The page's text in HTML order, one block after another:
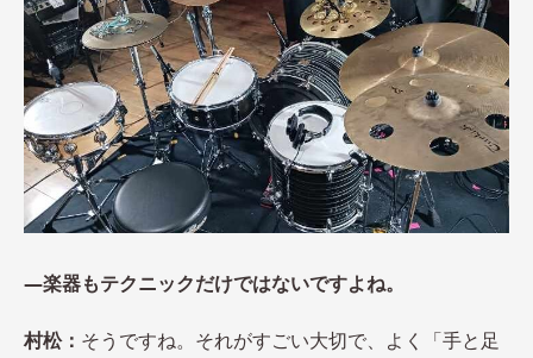
―楽器もテクニックだけではないですよね。
村松： そうですね。それがすごい大切で、よく「手と足